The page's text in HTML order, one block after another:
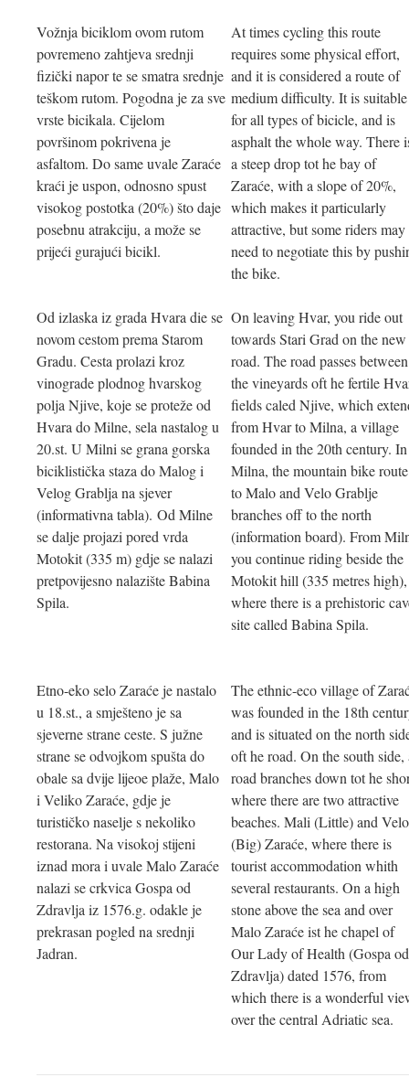
Vožnja biciklom ovom rutom
povremeno zahtjeva srednji
fizički napor te se smatra srednje
teškom rutom. Pogodna je za sve
vrste bicikala. Cijelom
površinom pokrivena je
asfaltom. Do same uvale Zaraće
kraći je uspon, odnosno spust
visokog postotka (20%) što daje
posebnu atrakciju, a može se
prijeći gurajući bicikl.
At times cycling this route
requires some physical effort,
and it is considered a route of
medium difficulty. It is suitable
for all types of bicicle, and is
asphalt the whole way. There
a steep drop tot he bay of
Zaraće, with a slope of 20%,
which makes it particularly
attractive, but some riders may
need to negotiate this by
the bike.
Od izlaska iz grada Hvara die se
novom cestom prema Starom
Gradu. Cesta prolazi kroz
vinograde plodnog hvarskog
polja Njive, koje se proteže od
Hvara do Milne, sela nastalog u
20.st. U Milni se grana gorska
biciklistička staza do Malog i
Velog Grablja na sjever
(informativna tabla). Od Milne
se dalje projazi pored vrda
Motokit (335 m) gdje se nalazi
pretpovijesno nalazište Babina
Spila.
On leaving Hvar, you ride out
towards Stari Grad on the new
road. The road passes between
the vineyards oft he fertile
fields caled Njive, which
from Hvar to Milna, a village
founded in the 20th century. In
Milna, the mountain bike route
to Malo and Velo Grablje
branches off to the north
(information board). From
you continue riding beside the
Motokit hill (335 metres high),
where there is a prehistoric
site called Babina Spila.
Etno-eko selo Zaraće je nastalo
u 18.st., a smješteno je sa
sjeverne strane ceste. S južne
strane se odvojkom spušta do
obale sa dvije lijeoe plaže, Malo
i Veliko Zaraće, gdje je
turističko naselje s nekoliko
restorana. Na visokoj stijeni
iznad mora i uvale Malo Zaraće
nalazi se crkvica Gospa od
Zdravlja iz 1576.g. odakle je
prekrasan pogled na srednji
Jadran.
The ethnic-eco village of
was founded in the 18th
and is situated on the north
oft he road. On the south side,
road branches down tot he
where there are two attractive
beaches. Mali (Little) and Velo
(Big) Zaraće, where there is
tourist accommodation whith
several restaurants. On a high
stone above the sea and over
Malo Zaraće ist he chapel of
Our Lady of Health (Gospa od
Zdravlja) dated 1576, from
which there is a wonderful
over the central Adriatic sea.